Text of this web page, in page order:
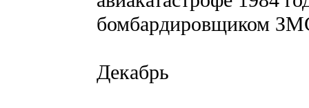
бомбардировщиком
Декабрь